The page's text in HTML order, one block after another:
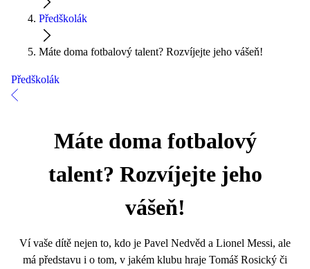
Předškolák
Máte doma fotbalový talent? Rozvíjejte jeho vášeň!
Předškolák
Máte doma fotbalový
talent? Rozvíjejte jeho
vášeň!
Ví vaše dítě nejen to, kdo je Pavel Nedvěd a Lionel Messi, ale
má představu i o tom, v jakém klubu hraje Tomáš Rosický či